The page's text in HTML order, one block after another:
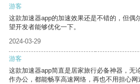
游客
这款加速器app的加速效果还是不错的，但偶
望开发者能够优化一下。
2024-03-29
游客
这款加速器app简直是居家旅行必备神器，无
作办公，都能畅享高速网络，再也不用担心